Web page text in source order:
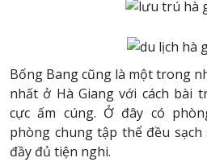
Bống Bang cũng là một trong
nhất ở Hà Giang với cách bài
cực ấm cúng. Ở đây có
phòng chung tập thể đều
đầy đủ tiện nghi.